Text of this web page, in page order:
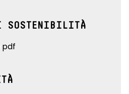
SOSTENIBILITÀ
pdf